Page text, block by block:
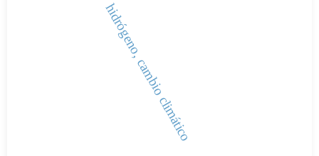
hidrógeno, cambio climático